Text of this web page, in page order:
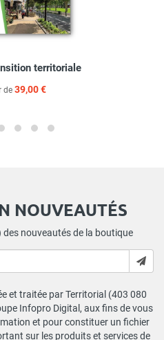
territoriale
de 39,00 €
NOUVEAUTÉS
nouveautés de la boutique
et traitée par Territorial (403 080
Infopro Digital, aux fins de vous
et pour constituer un fichier
sur les produits et services de